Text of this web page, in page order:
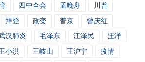
四中全会 孟晚舟
川普
拜登 政变 普京
曾庆红
汉肺炎 毛泽东 江泽民
汪洋
小洪 王岐山 王沪宁
疫情